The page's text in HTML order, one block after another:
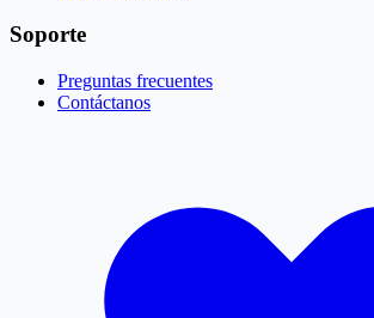
Soporte
Preguntas frecuentes
Contáctanos